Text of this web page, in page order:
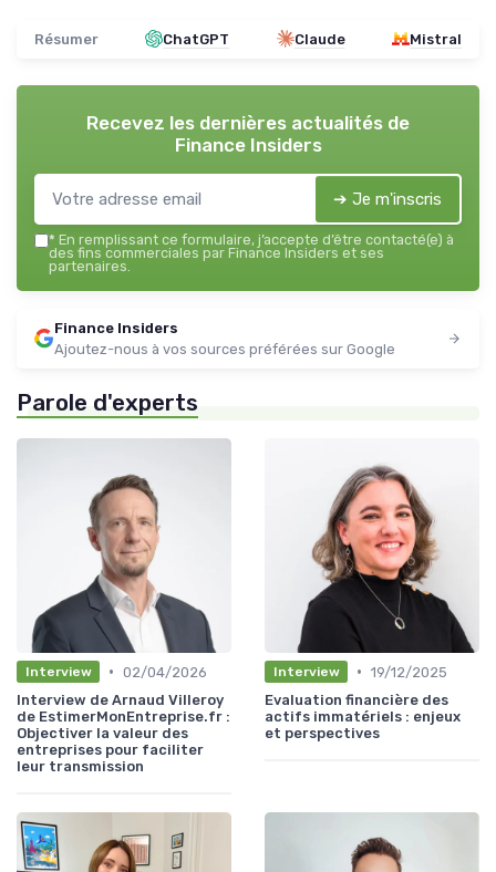
Résumer ChatGPT Claude Mistral
Recevez les dernières actualités de
Finance Insiders
➔ Je m'inscris
* En remplissant ce formulaire, j’accepte d’être contacté(e) à
des fins commerciales par Finance Insiders et ses
partenaires.
Finance Insiders
Ajoutez-nous à vos sources préférées sur Google
Parole d'experts
Interview • 02/04/2026
Interview de Arnaud Villeroy
de EstimerMonEntreprise.fr :
Objectiver la valeur des
entreprises pour faciliter
leur transmission
Interview • 19/12/2025
Evaluation financière des
actifs immatériels : enjeux
et perspectives